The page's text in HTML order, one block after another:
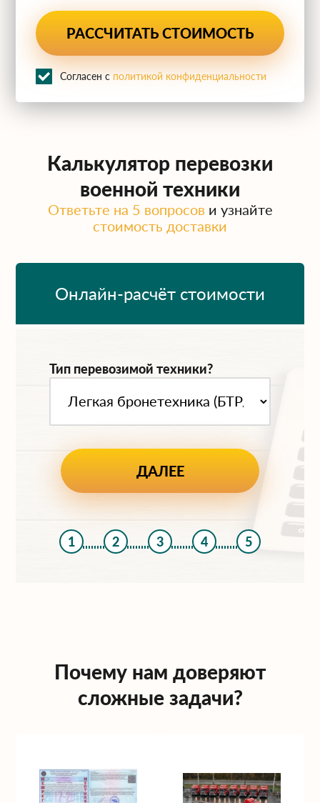
Согласен с политикой конфиденциальности
Калькулятор перевозки
военной техники
Ответьте на 5 вопросов и узнайте
стоимость доставки
Онлайн-расчёт стоимости
Тип перевозимой техники?
1 2 3 4 5
Почему нам доверяют
сложные задачи?